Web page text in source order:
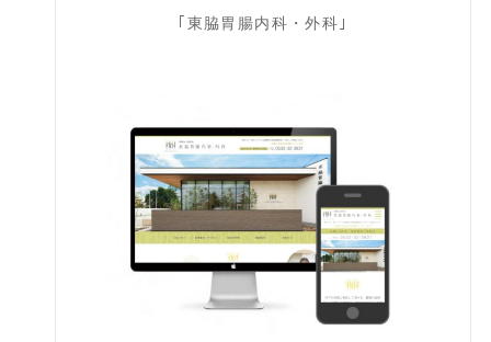
｢東脇胃腸内科・外科｣